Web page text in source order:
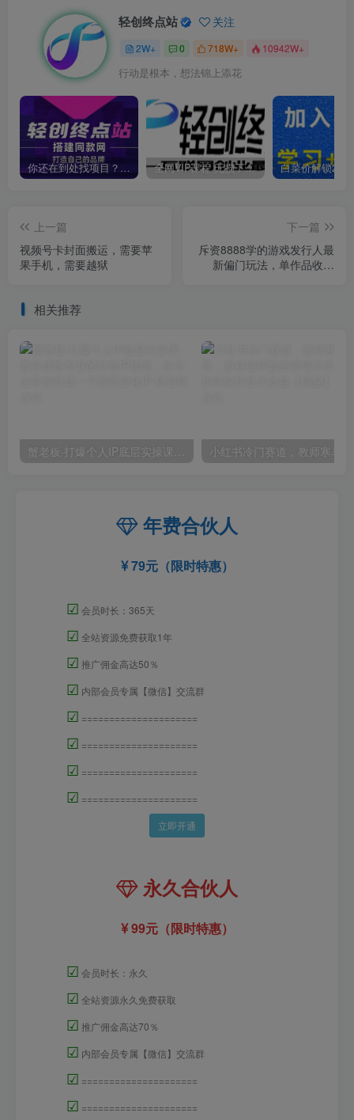
轻创终点站 关注
2W+ 0 718W+ 10942W+
行动是根本，想法锦上添花
你还在到处找项目？还在当韭菜？我靠卖项目一个月收入5万+，曾经我也是个失败者。 全网VIP课程 无损下载~
上一篇
视频号卡封面搬运，需要苹
果手机，需要越狱
下一篇
斥资8888学的游戏发行人最
新偏门玩法，单作品收益
相关推荐
蟹老板·打爆个人IP底层实操课，教你成熟专业的打造IP技能，全方位带你做成一个能商业化IP
年费合伙人
79元（限时特惠）
☑ 会员时长：365天
☑ 全站资源免费获取1年
☑ 推广佣金高达50％
☑ 内部会员专属【微信】交流群
☑ =====================
☑ =====================
☑ =====================
☑ =====================
立即开通
永久合伙人
99元（限时特惠）
☑ 会员时长：永久
☑ 全站资源永久免费获取
☑ 推广佣金高达70％
☑ 内部会员专属【微信】交流群
☑ =====================
☑ =====================